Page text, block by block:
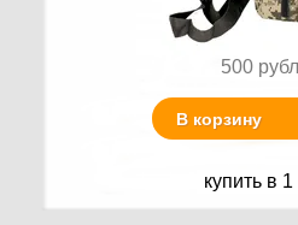
500
В корзину
купить в 1